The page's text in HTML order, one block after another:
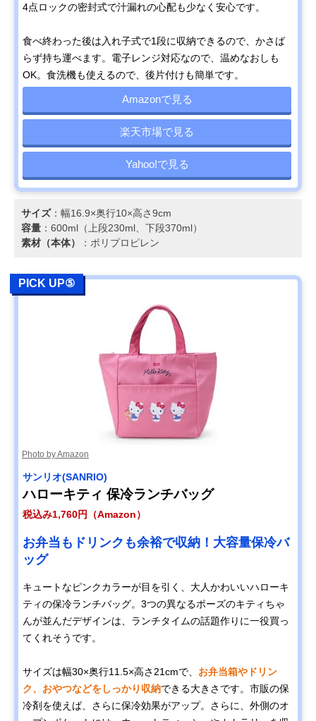
4点ロックの密封式で汁漏れの心配も少なく安心です。
食べ終わった後は入れ子式で1段に収納できるので、かさば
らず持ち運べます。電子レンジ対応なので、温めなおしも
OK。食洗機も使えるので、後片付けも簡単です。
Amazonで見る
楽天市場で見る
Yahoo!で見る
サイズ：幅16.9×奥行10×高さ9cm
容量 ：600ml（上段230ml、下段370ml）
素材（本体）
：ポリプロピレン
PICK UP⑤
Photo by Amazon
サンリオ(SANRIO)
ハローキティ 保冷ランチバッグ
税込み1,760円（Amazon）
お弁当もドリンクも余裕で収納！大容量保冷バ
ッグ
キュートなピンクカラーが目を引く、大人かわいいハローキ
ティの保冷ランチバッグ。3つの異なるポーズのキティちゃ
んが並んだデザインは、ランチタイムの話題作りに一役買っ
てくれそうです。
サイズは幅30×奥行11.5×高さ21cmで、 お弁当箱やドリン
ク、おやつなどをしっかり収納できる大きさです。市販の保
冷剤を使えば、さらに保冷効果がアップ。さらに、外側のオ